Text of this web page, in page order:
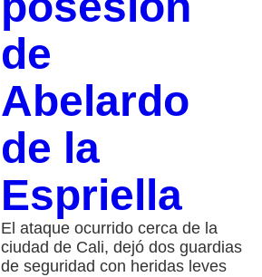
de
Abelardo
de la
Espriella
El ataque ocurrido cerca de la
ciudad de Cali, dejó dos guardias
de seguridad con heridas leves